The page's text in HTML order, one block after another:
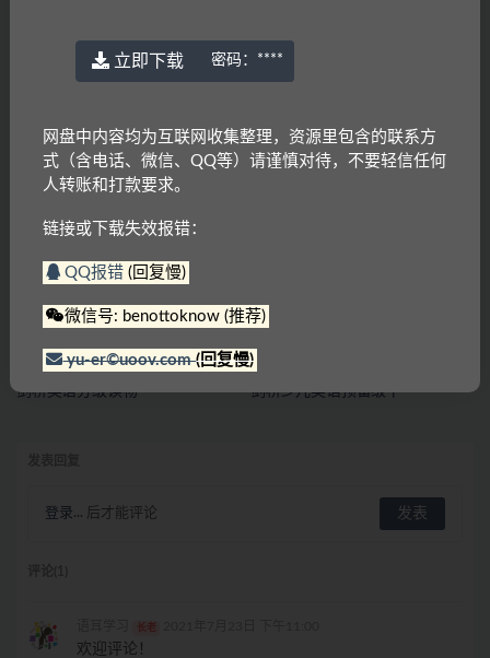
剑桥少儿英语1～3级
剑桥英语分级读物 剑桥少儿英语预备级下
登录... 后才能评论
长老
欢迎评论！
立即下载 密码： ****
网盘中内容均为互联网收集整理，资源里包含的联系方
式（含电话、微信、QQ等）请谨慎对待，不要轻信任何
人转账和打款要求。
链接或下载失效报错：
QQ报错(回复慢)
微信号: benottoknow (推荐)
yu-er©uoov.com(回复慢)